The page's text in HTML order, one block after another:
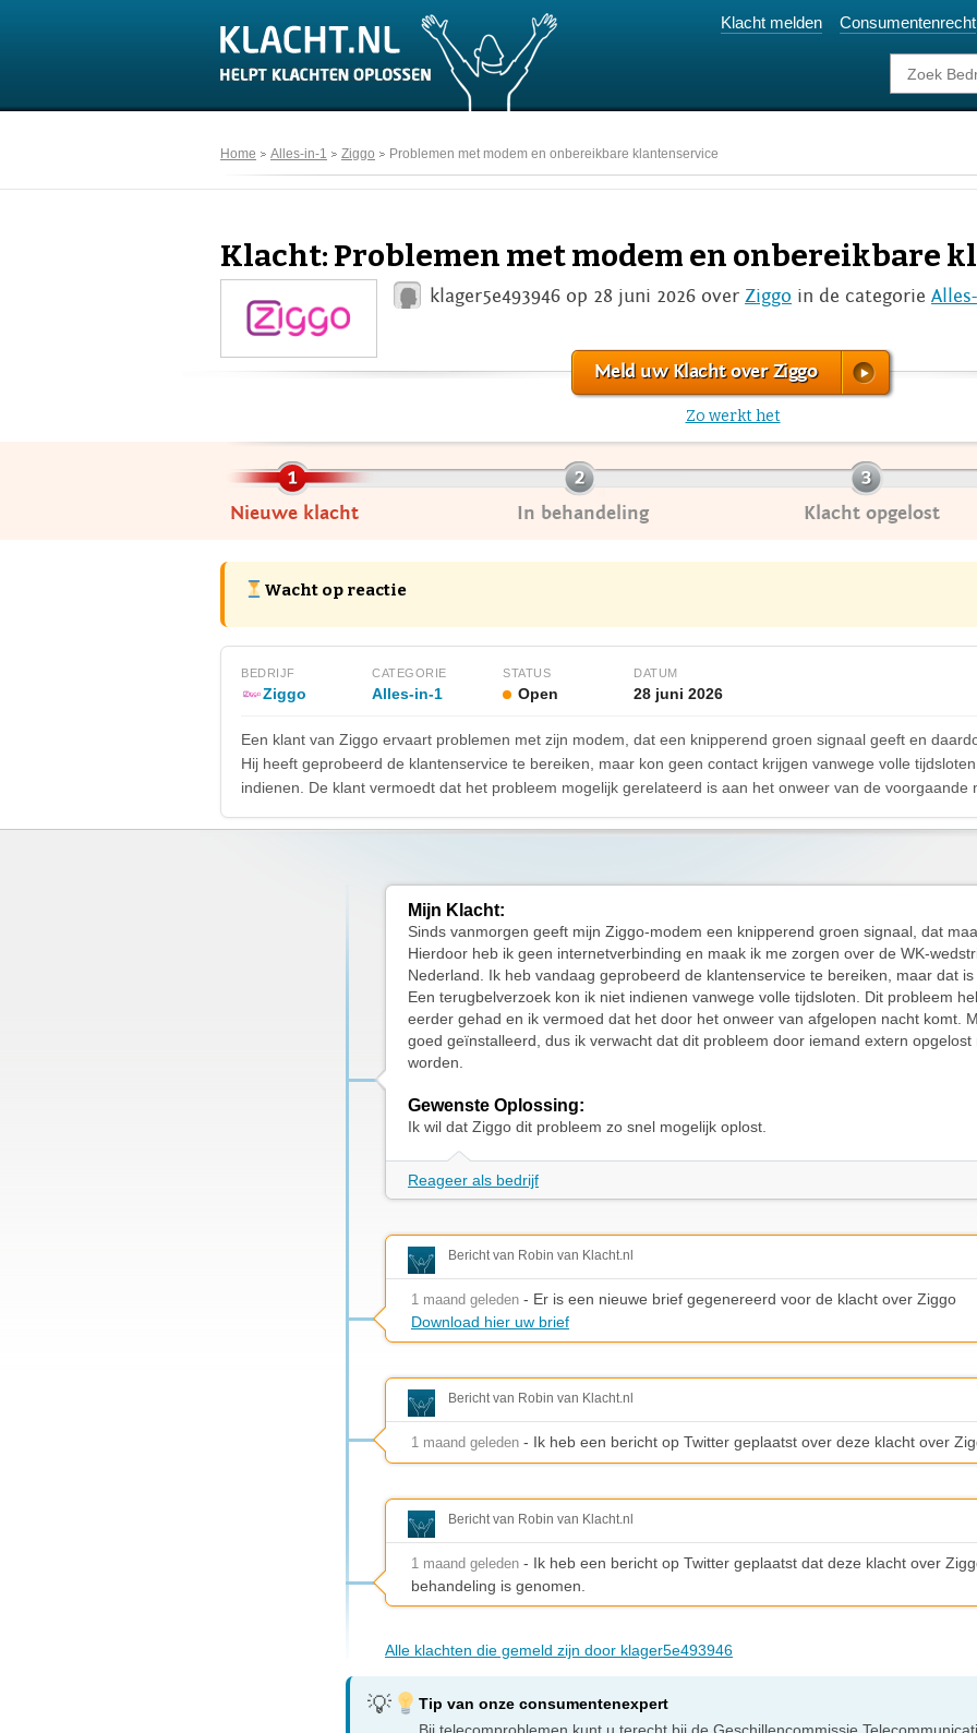
Klacht melden Consumentenrecht
Home Alles-in-1 Ziggo Problemen met modem en onbereikbare klantenservice
Klacht: Problemen met modem en onbereikbare
klager5e493946 op 28 juni 2026 over Ziggo in de categorie
Meld uw Klacht over Ziggo
Zo werkt het
Nieuwe klacht In behandeling Klacht opgelost
Wacht op reactie
BEDRIJF
Ziggo
CATEGORIE
Alles-in-1
STATUS
Open
DATUM
28 juni 2026
Een klant van Ziggo ervaart problemen met zijn modem, dat een knipperend groen signaal geeft en
Hij heeft geprobeerd de klantenservice te bereiken, maar kon geen contact krijgen vanwege volle
indienen. De klant vermoedt dat het probleem mogelijk gerelateerd is aan het onweer van de voorgaande
Mijn Klacht:
Sinds vanmorgen geeft mijn Ziggo-modem een knipperend groen signaal, dat
Hierdoor heb ik geen internetverbinding en maak ik me zorgen over de WK-
Nederland. Ik heb vandaag geprobeerd de klantenservice te bereiken, maar dat is
Een terugbelverzoek kon ik niet indienen vanwege volle tijdsloten. Dit probleem
eerder gehad en ik vermoed dat het door het onweer van afgelopen nacht komt.
goed geïnstalleerd, dus ik verwacht dat dit probleem door iemand extern opgelost
worden.
Gewenste Oplossing:
Ik wil dat Ziggo dit probleem zo snel mogelijk oplost.
Reageer als bedrijf
Bericht van Robin van Klacht.nl
1 maand geleden - Er is een nieuwe brief gegenereerd voor de klacht over Ziggo
Download hier uw brief
Bericht van Robin van Klacht.nl
1 maand geleden - Ik heb een bericht op Twitter geplaatst over deze klacht over
Bericht van Robin van Klacht.nl
1 maand geleden - Ik heb een bericht op Twitter geplaatst dat deze klacht over
behandeling is genomen.
Alle klachten die gemeld zijn door klager5e493946
Tip van onze consumentenexpert